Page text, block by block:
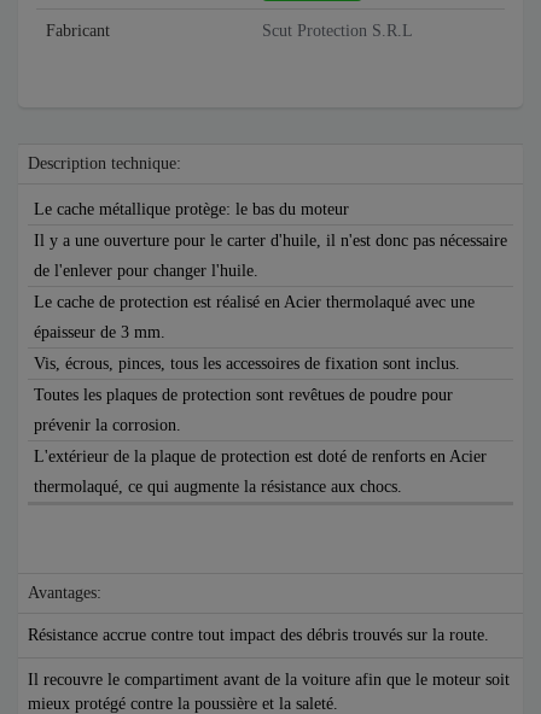
Fabricant Scut Protection S.R.L
Description technique:
Le cache métallique protège: le bas du moteur
Il y a une ouverture pour le carter d'huile, il n'est donc pas nécessaire
de l'enlever pour changer l'huile.
Le cache de protection est réalisé en Acier thermolaqué avec une
épaisseur de 3 mm.
Vis, écrous, pinces, tous les accessoires de fixation sont inclus.
Toutes les plaques de protection sont revêtues de poudre pour
prévenir la corrosion.
L'extérieur de la plaque de protection est doté de renforts en Acier
thermolaqué, ce qui augmente la résistance aux chocs.
Avantages:
Résistance accrue contre tout impact des débris trouvés sur la route.
Il recouvre le compartiment avant de la voiture afin que le moteur soit
mieux protégé contre la poussière et la saleté.